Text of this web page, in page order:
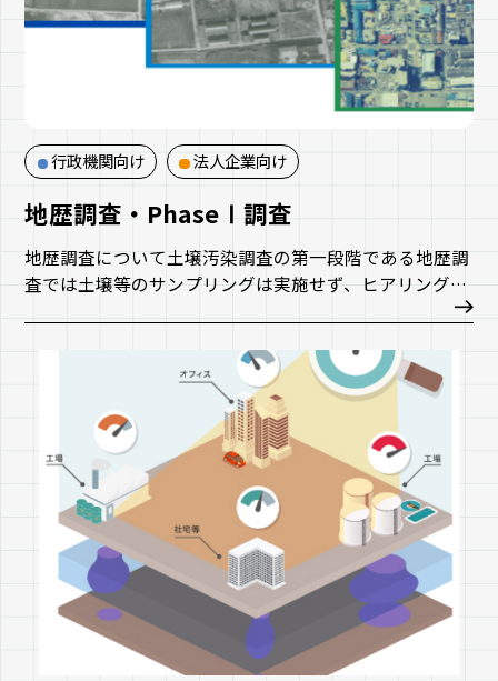
行政機関向け 法人企業向け
地歴調査・PhaseⅠ調査
地歴調査について土壌汚染調査の第一段階である地歴調
査では土壌等のサンプリングは実施せず、ヒアリング結
果や収集資料により、過去の土地利用履歴や有害物質取
可能性を評価するとともに、土壌汚染の可能性があるポ
イントを特定します。